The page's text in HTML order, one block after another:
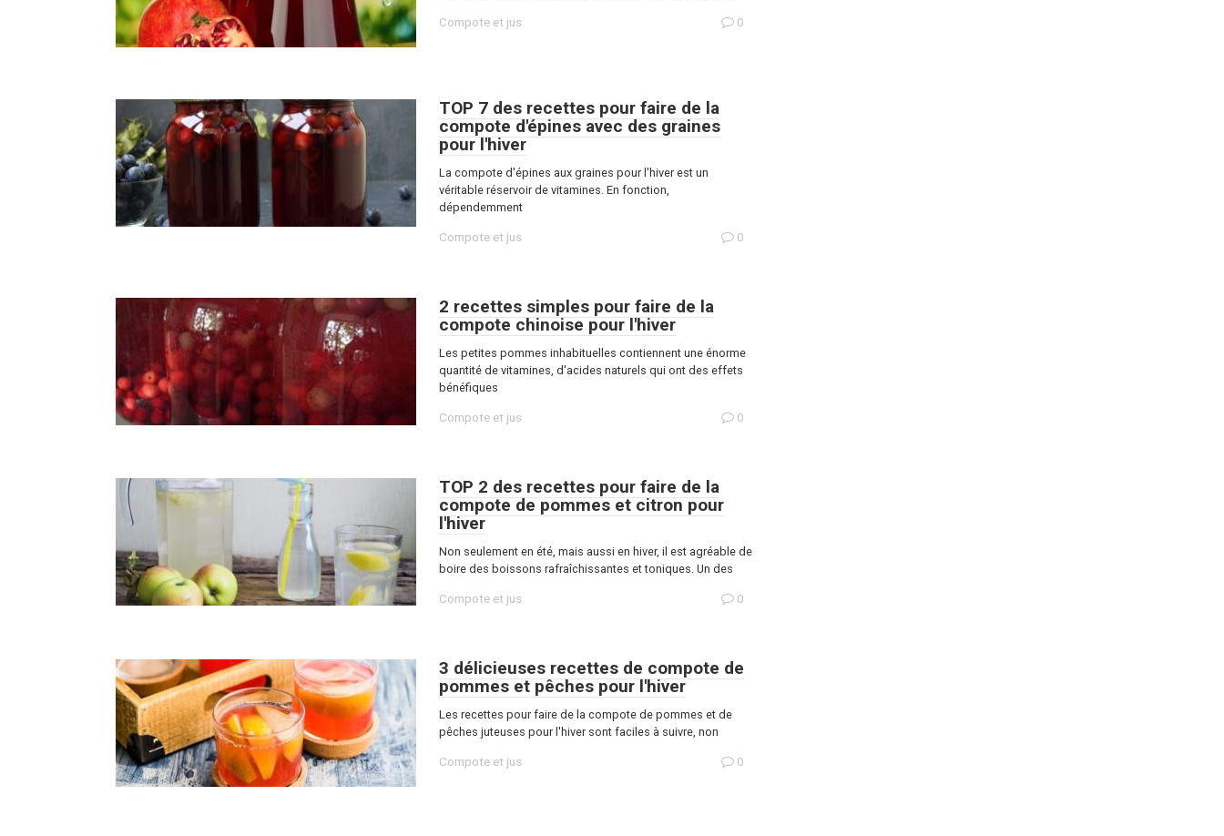
Compote et jus 0
TOP 7 des recettes pour faire de la
compote d'épines avec des graines
pour l'hiver
La compote d'épines aux graines pour l'hiver est un
véritable réservoir de vitamines. En fonction,
dépendemment
Compote et jus 0
2 recettes simples pour faire de la
compote chinoise pour l'hiver
Les petites pommes inhabituelles contiennent une énorme
quantité de vitamines, d'acides naturels qui ont des effets
bénéfiques
Compote et jus 0
TOP 2 des recettes pour faire de la
compote de pommes et citron pour
l'hiver
Non seulement en été, mais aussi en hiver, il est agréable de
boire des boissons rafraîchissantes et toniques. Un des
Compote et jus 0
3 délicieuses recettes de compote de
pommes et pêches pour l'hiver
Les recettes pour faire de la compote de pommes et de
pêches juteuses pour l'hiver sont faciles à suivre, non
Compote et jus 0